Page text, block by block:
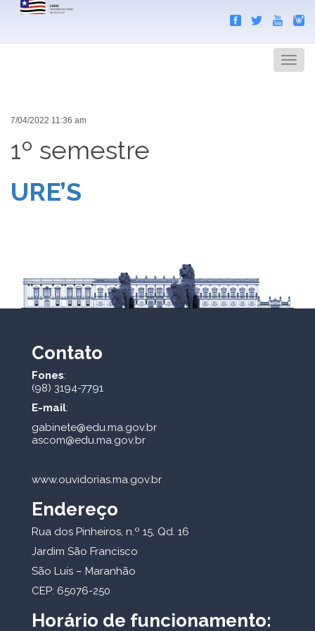
Menu
7/04/2022 11:36 am
1º semestre
URE’S
Contato
Fones:
(98) 3194-7791
E-mail:
gabinete@edu.ma.gov.br
ascom@edu.ma.gov.br
www.ouvidorias.ma.gov.br
Endereço
Rua dos Pinheiros, n.º 15, Qd. 16
Jardim São Francisco
São Luís – Maranhão
CEP: 65076-250
Horário de funcionamento: